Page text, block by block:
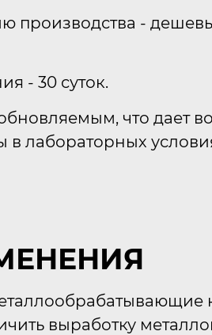
производства -
- 30 суток.
что дает
в лабораторных
выработку